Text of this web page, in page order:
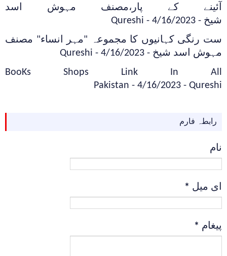
آئینے کے پار،مصنف مہوش اسد
شیخ - 4/16/2023
- Qureshi
ست رنگی کہانیوں کا مجموعہ "مہر انساء" مصنف
مہوش اسد شیخ - 4/16/2023
- Qureshi
BooKs Shops Link In All
Pakistan - 4/16/2023 - Qureshi
رابطہ فارم
نام
ای میل *
پیغام *